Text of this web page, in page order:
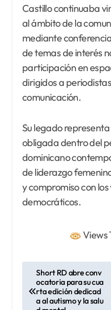
Castillo continuaba
al ámbito de la
mediante
de temas de interés
participación en
dirigidos a
comunicación.
Su legado
obligada dentro del
dominicano
de liderazgo
y compromiso con
democráticos.
Views
Short RD abre conv
ocatoria para su cua
rta edición dedicad
a al autismo y la salu